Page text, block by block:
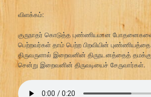
விளக்கம்:
குருநாதர் கொடுத்த புண்ணியமான
பெற்றவர்கள் தாம் பெற்ற பிறவியின்
திருவருளால் இறைவனின் திருநடனத்தைத்
சென்று இறைவனின் திருவடியைச் சேருவார்கள்.